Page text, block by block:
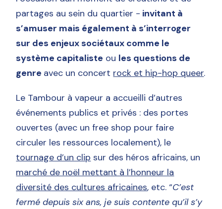
partages au sein du quartier - invitant à
s’amuser mais également à s’interroger
sur des enjeux sociétaux comme le
système capitaliste ou les questions de
genre avec un concert rock et hip-hop queer.
Le Tambour à vapeur a accueilli d’autres
événements publics et privés : des portes
ouvertes (avec un free shop pour faire
circuler les ressources localement), le
tournage d’un clip sur des héros africains, un
marché de noël mettant à l’honneur la
diversité des cultures africaines, etc. “C’est
fermé depuis six ans, je suis contente qu’il s’y